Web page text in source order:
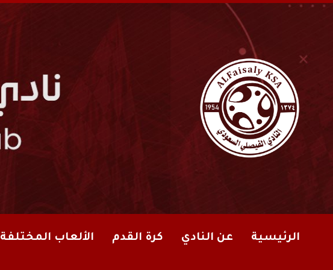
الرئيسية عن النادي كرة القدم الألعاب المختلفة